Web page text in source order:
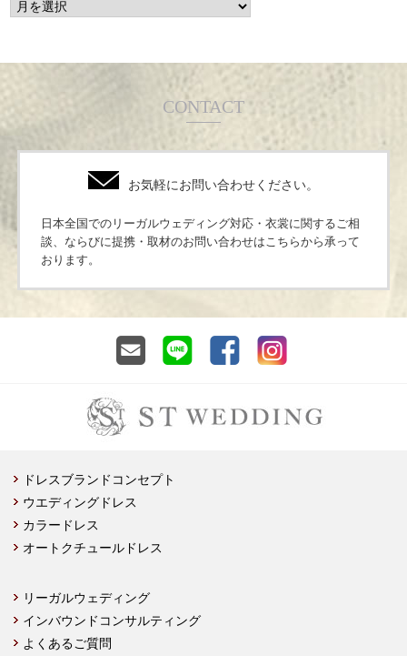
CONTACT
お気軽にお問い合わせください。
日本全国でのリーガルウェディング対応・衣裳に関するご相
談、ならびに提携・取材のお問い合わせはこちらから承って
おります。
ドレスブランドコンセプト
ウエディングドレス
カラードレス
オートクチュールドレス
リーガルウェディング
インバウンドコンサルティング
よくあるご質問